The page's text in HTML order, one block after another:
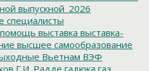
выпускной_2026
специалисты
выставка выставка-
высшее самообразование
Вьетнам ВЭФ
Г.И. Радде гадюка газ